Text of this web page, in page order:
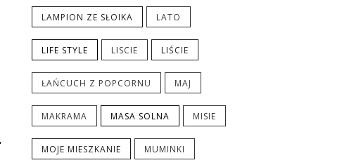
LAMPION ZE SŁOIKA LATO
LIFE STYLE LISCIE LIŚCIE
ŁAŃCUCH Z POPCORNU MAJ
MAKRAMA MASA SOLNA MISIE
MOJE MIESZKANIE MUMINKI